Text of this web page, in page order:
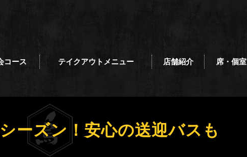
コース テイクアウトメニュー 店舗紹介 席・個室
ーズン！安心の送迎バスも